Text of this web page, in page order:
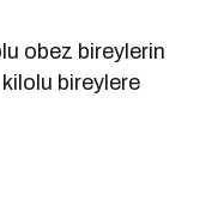
obez bireylerin
bireylere